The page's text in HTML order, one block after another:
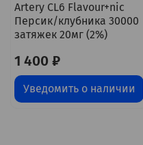
Artery CL6 Flavour+nic
Персик/клубника 30000
затяжек 20мг (2%)
1 400 ₽
Уведомить о наличии